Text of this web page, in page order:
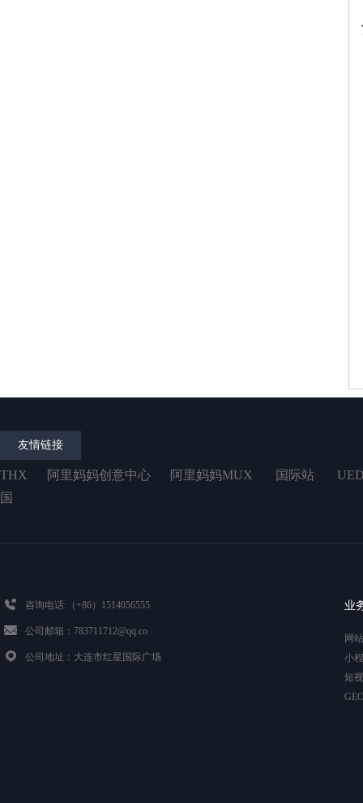
THX 阿里妈妈创意中心 阿里妈妈MUX 国际站
国
咨询电话:（+86）1514056555
公司邮箱：783711712@qq.co
公司地址：大连市红星国际广场
业
网
小
短
友情链接